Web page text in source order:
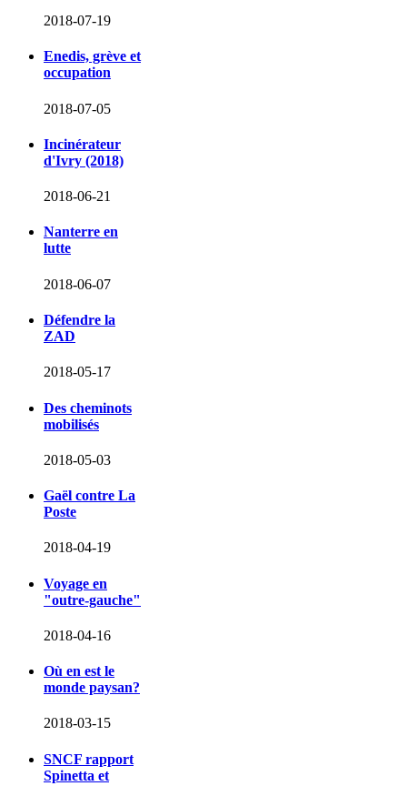
2018-07-19
Enedis, grève et
occupation
2018-07-05
Incinérateur
d'Ivry (2018)
2018-06-21
Nanterre en
lutte
2018-06-07
Défendre la
ZAD
2018-05-17
Des cheminots
mobilisés
2018-05-03
Gaël contre La
Poste
2018-04-19
Voyage en
"outre-gauche"
2018-04-16
Où en est le
monde paysan?
2018-03-15
SNCF rapport
Spinetta et